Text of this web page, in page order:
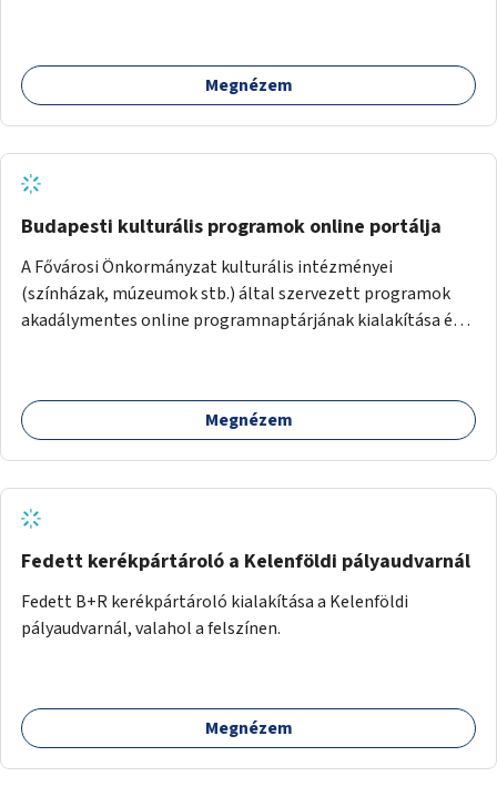
Megnézem
Budapesti kulturális programok online portálja
A Fővárosi Önkormányzat kulturális intézményei
(színházak, múzeumok stb.) által szervezett programok
akadálymentes online programnaptárjának kialakítása és
Megnézem
Fedett kerékpártároló a Kelenföldi pályaudvarnál
Fedett B+R kerékpártároló kialakítása a Kelenföldi
pályaudvarnál, valahol a felszínen.
Megnézem